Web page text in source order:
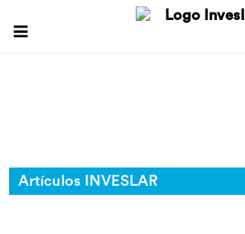
Artículos INVESLAR